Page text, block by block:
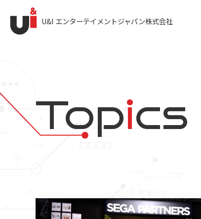
U&I エンターテイメントジャパン株式会社
Topics